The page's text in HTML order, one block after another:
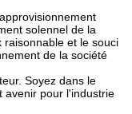
solennel de la
raisonnable et le souci
de la société
Soyez dans le
avenir pour l'industrie